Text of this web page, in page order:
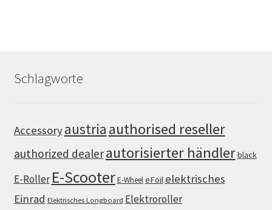
Schlagworte
Accessoryaustria authorised reseller
authorized dealerautorisierter händlerblack
E-Roller E-ScooterE-WheeleFoil elektrisches
Einrad Elektrisches Longboard Elektroroller